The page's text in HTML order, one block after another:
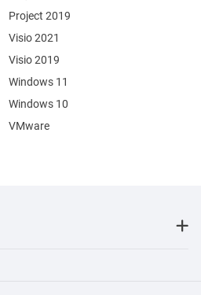
Project 2019
Visio 2021
Visio 2019
Windows 11
Windows 10
VMware